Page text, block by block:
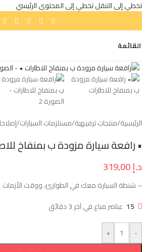
تخطي إلى التنقلتخطي إلى المحتوى الرئيسي
القائمة
الرئيسية/منتجات ترفيهية/مستلزمات السيارات/
• رافعة سيارة مزودة ب بمنفاخ
د.إ
– شنطة السيارة معك في الطوارئ، ووقت الأزمات
15 عناصر مباع في آخر 3 دقائق
-
+